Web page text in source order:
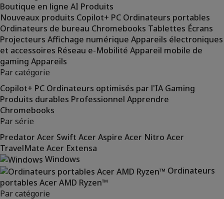
Boutique en ligne AI Produits
Nouveaux produits Copilot+ PC Ordinateurs portables
Ordinateurs de bureau Chromebooks Tablettes Écrans
Projecteurs Affichage numérique Appareils électroniques
et accessoires Réseau e-Mobilité Appareil mobile de
gaming Appareils
Par catégorie
Copilot+ PC Ordinateurs optimisés par l'IA Gaming
Produits durables Professionnel Apprendre
Chromebooks
Par série
Predator Acer Swift Acer Aspire Acer Nitro Acer
TravelMate Acer Extensa
Windows
Ordinateurs
portables Acer AMD Ryzen™
Par catégorie